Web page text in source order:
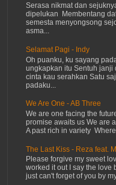
Serasa nikmat dan
dipelukan Membentang
semesta menyongsong
asma...
Selamat Pagi - Indy
Oh puanku, ku sayang
ungkapkan itu Sentuh janji
cinta kau serahkan Satu
padaku...
We Are One - AB Three
We are one facing the
promise awaits us We are
A past rich in variety Where
The Last Kiss - Reza feat.
Please forgive my sweet
worked it out I say the love
just can't forget of you by